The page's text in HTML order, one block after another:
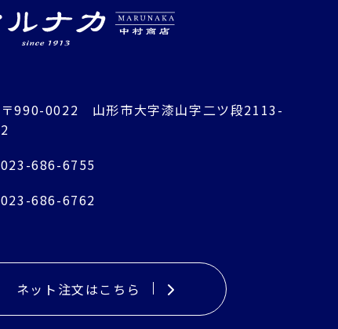
〒990-0022 山形市大字漆山字二ツ段2113-
2
023-686-6755
023-686-6762
ネット注文はこちら